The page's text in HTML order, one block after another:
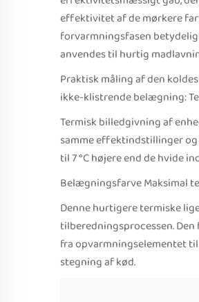
effektivitet af de mørkere
forvarmningsfasen
anvendes til hurtig
Praktisk måling af den
ikke-klistrende belægning:
Termisk billedgivning af
samme effektindstillinger og
til 7 °C højere end de hvide
Belægningsfarve Maksimal
Denne hurtigere termiske
tilberedningsprocessen.
fra opvarmningselementet
stegning af kød.